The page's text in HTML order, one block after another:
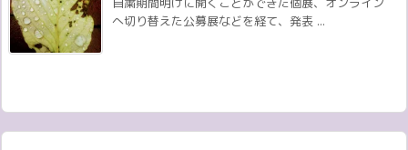
へ切り替えた公募展などを経て、発表 ...